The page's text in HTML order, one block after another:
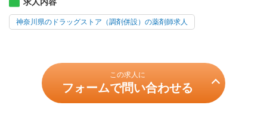
求人内容
神奈川県のドラッグストア（調剤併設）の薬剤師求人
この求人に
フォームで問い合わせる